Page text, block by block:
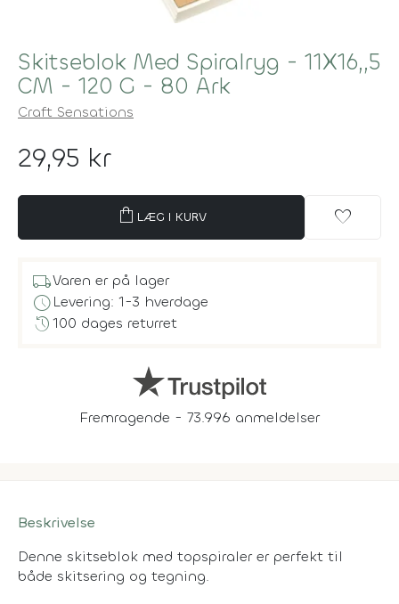
Skitseblok Med Spiralryg - 11X16,,5
CM - 120 G - 80 Ark
Craft Sensations
29,95 kr
shopping_bag LÆG I KURV favorite
local_shippingVaren er på lager
scheduleLevering: 1-3 hverdage
history100 dages returret
Fremragende - 73.996 anmeldelser
Beskrivelse
Denne skitseblok med topspiraler er perfekt til
både skitsering og tegning.